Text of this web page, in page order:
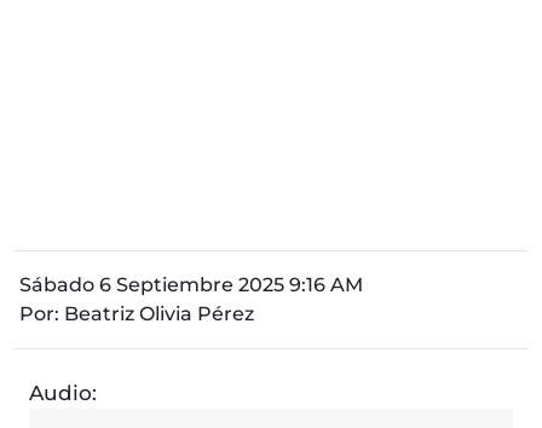
Sábado 6 Septiembre 2025 9:16 AM
Por: Beatriz Olivia Pérez
Audio: